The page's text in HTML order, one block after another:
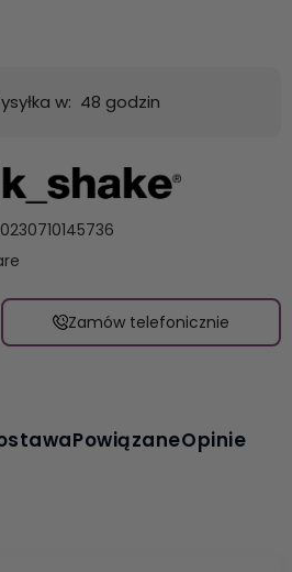
w: 48 godzin
Zamów telefonicznie
PowiązaneOpinie